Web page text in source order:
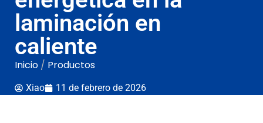
laminación en
caliente
Inicio / Productos
Xiao 11 de febrero de 2026